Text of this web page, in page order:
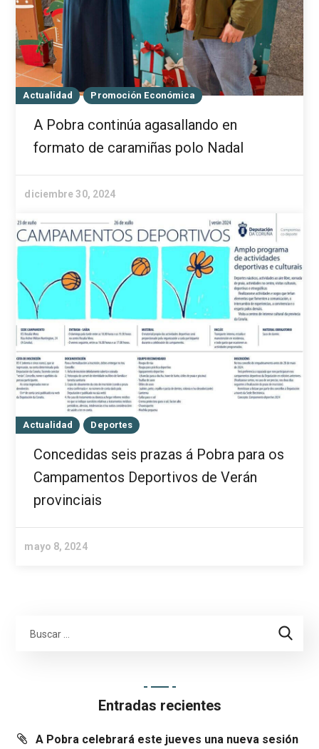
Actualidad Promoción Económica
A Pobra continúa agasallando en
formato de caramiñas polo Nadal
diciembre 30, 2024
Actualidad Deportes
Concedidas seis prazas á Pobra para os
Campamentos Deportivos de Verán
provinciais
mayo 8, 2024
Entradas recientes
A Pobra celebrará este jueves una nueva sesión